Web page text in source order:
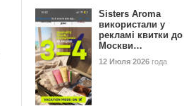
Sisters Aroma
використали у
рекламі квитки до
Москви…
12 Июля 2026 года